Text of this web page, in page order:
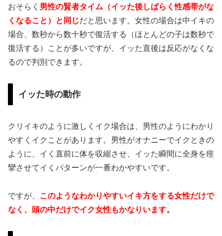
おそらく 男性の賢者タイム（イッた後しばらく性感帯がな
くなること）と同じだと思います。女性の場合は中イキの
場合、数秒から数十秒で復活する（ほとんどの子は数秒で
復活する）ことが多いですが、イッた直後は反応がなくな
るので判別できます。
イッた時の動作
クリイキのように激しくイク場合は、男性のようにわかり
やすくイクことがあります。男性がオナニーでイクときの
ように、イく直前に体を収縮させ、イッた瞬間に全身を痙
攣させてイくパターンが一番わかやすいです。
ですが、 このようなわかりやすいイキ方をする女性だけで
なく、頭の中だけでイク女性もかなりいます。